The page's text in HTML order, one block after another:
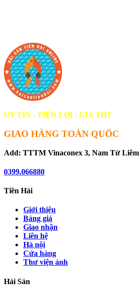
UY TÍN - TIỆN LỢI - GIÁ TỐT
GIAO HÀNG TOÀN QUỐC
Add: TTTM Vinaconex 3, Nam Từ Liêm
0399.066880
Tiền Hải
Giới thiệu
Bảng giá
Giao nhận
Liên hệ
Hà nội
Cửa hàng
Thư viện ảnh
Hải Sản